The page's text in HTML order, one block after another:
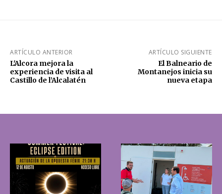
ARTÍCULO ANTERIOR
L'Alcora mejora la
experiencia de visita al
Castillo de l’Alcalatén
ARTÍCULO SIGUIENTE
El Balneario de
Montanejos inicia su
nueva etapa